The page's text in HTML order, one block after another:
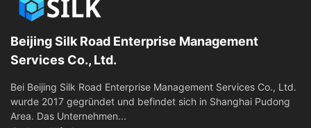
Beijing Silk Road Enterprise Management
Services Co., Ltd.
Bei Beijing Silk Road Enterprise Management Services Co., Ltd.
wurde 2017 gegründet und befindet sich in Shanghai Pudong
Area. Das Unternehmen...